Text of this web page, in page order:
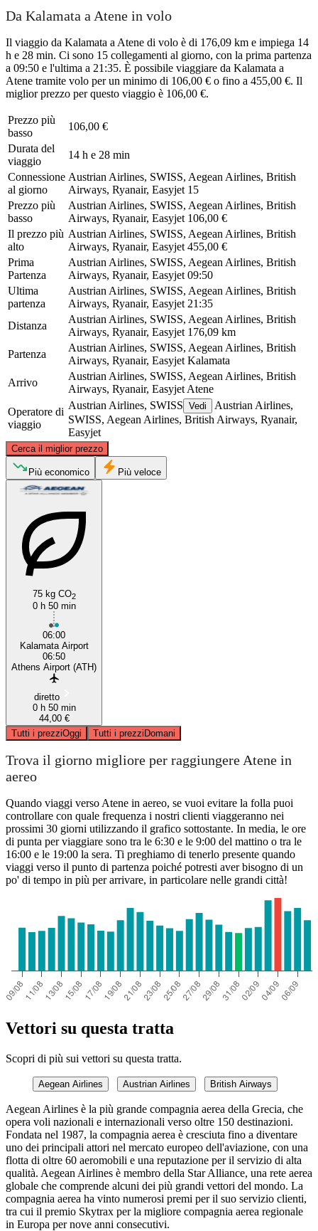
Da Kalamata a Atene in volo
Il viaggio da Kalamata a Atene di volo è di 176,09 km e impiega 14
h e 28 min. Ci sono 15 collegamenti al giorno, con la prima partenza
a 09:50 e l'ultima a 21:35. È possibile viaggiare da Kalamata a
Atene tramite volo per un minimo di 106,00 € o fino a 455,00 €. Il
miglior prezzo per questo viaggio è 106,00 €.
Prezzo più
basso
106,00 €
Durata del
viaggio
14 h e 28 min
Connessione
al giorno
Austrian Airlines, SWISS, Aegean Airlines, British
Airways, Ryanair, Easyjet 15
Prezzo più
basso
Austrian Airlines, SWISS, Aegean Airlines, British
Airways, Ryanair, Easyjet 106,00 €
Il prezzo più
alto
Austrian Airlines, SWISS, Aegean Airlines, British
Airways, Ryanair, Easyjet 455,00 €
Prima
Partenza
Austrian Airlines, SWISS, Aegean Airlines, British
Airways, Ryanair, Easyjet 09:50
Ultima
partenza
Austrian Airlines, SWISS, Aegean Airlines, British
Airways, Ryanair, Easyjet 21:35
Distanza
Austrian Airlines, SWISS, Aegean Airlines, British
Airways, Ryanair, Easyjet 176,09 km
Partenza
Austrian Airlines, SWISS, Aegean Airlines, British
Airways, Ryanair, Easyjet Kalamata
Arrivo
Austrian Airlines, SWISS, Aegean Airlines, British
Airways, Ryanair, Easyjet Atene
Operatore di
viaggio
Austrian Airlines, SWISS Vedi
Austrian Airlines,
SWISS, Aegean Airlines, British Airways, Ryanair,
Easyjet
Cerca il miglior prezzo
Kalamata
Più economico Più veloce
75 kg CO2
0 h 50 min
06:00
Kalamata Airport
06:50
Athens Airport (ATH)
diretto
0 h 50 min
44,00 €
Tutti i prezziOggi Tutti i prezziDomani
Trova il giorno migliore per raggiungere Atene in
aereo
Quando viaggi verso Atene in aereo, se vuoi evitare la folla puoi
controllare con quale frequenza i nostri clienti viaggeranno nei
prossimi 30 giorni utilizzando il grafico sottostante. In media, le ore
di punta per viaggiare sono tra le 6:30 e le 9:00 del mattino o tra le
16:00 e le 19:00 la sera. Ti preghiamo di tenerlo presente quando
viaggi verso il punto di partenza poiché potresti aver bisogno di un
po' di tempo in più per arrivare, in particolare nelle grandi città!
Vettori su questa tratta
Scopri di più sui vettori su questa tratta.
Aegean Airlines Austrian Airlines British Airways
Aegean Airlines è la più grande compagnia aerea della Grecia, che
opera voli nazionali e internazionali verso oltre 150 destinazioni.
Fondata nel 1987, la compagnia aerea è cresciuta fino a diventare
uno dei principali attori nel mercato europeo dell'aviazione, con una
flotta di oltre 60 aeromobili e una reputazione per il servizio di alta
qualità. Aegean Airlines è membro della Star Alliance, una rete aerea
globale che comprende alcuni dei più grandi vettori del mondo. La
compagnia aerea ha vinto numerosi premi per il suo servizio clienti,
tra cui il premio Skytrax per la migliore compagnia aerea regionale
in Europa per nove anni consecutivi.